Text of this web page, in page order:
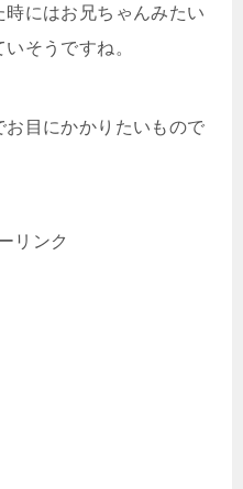
にはお兄ちゃんみたい
いそうですね。
目にかかりたいもので
リンク